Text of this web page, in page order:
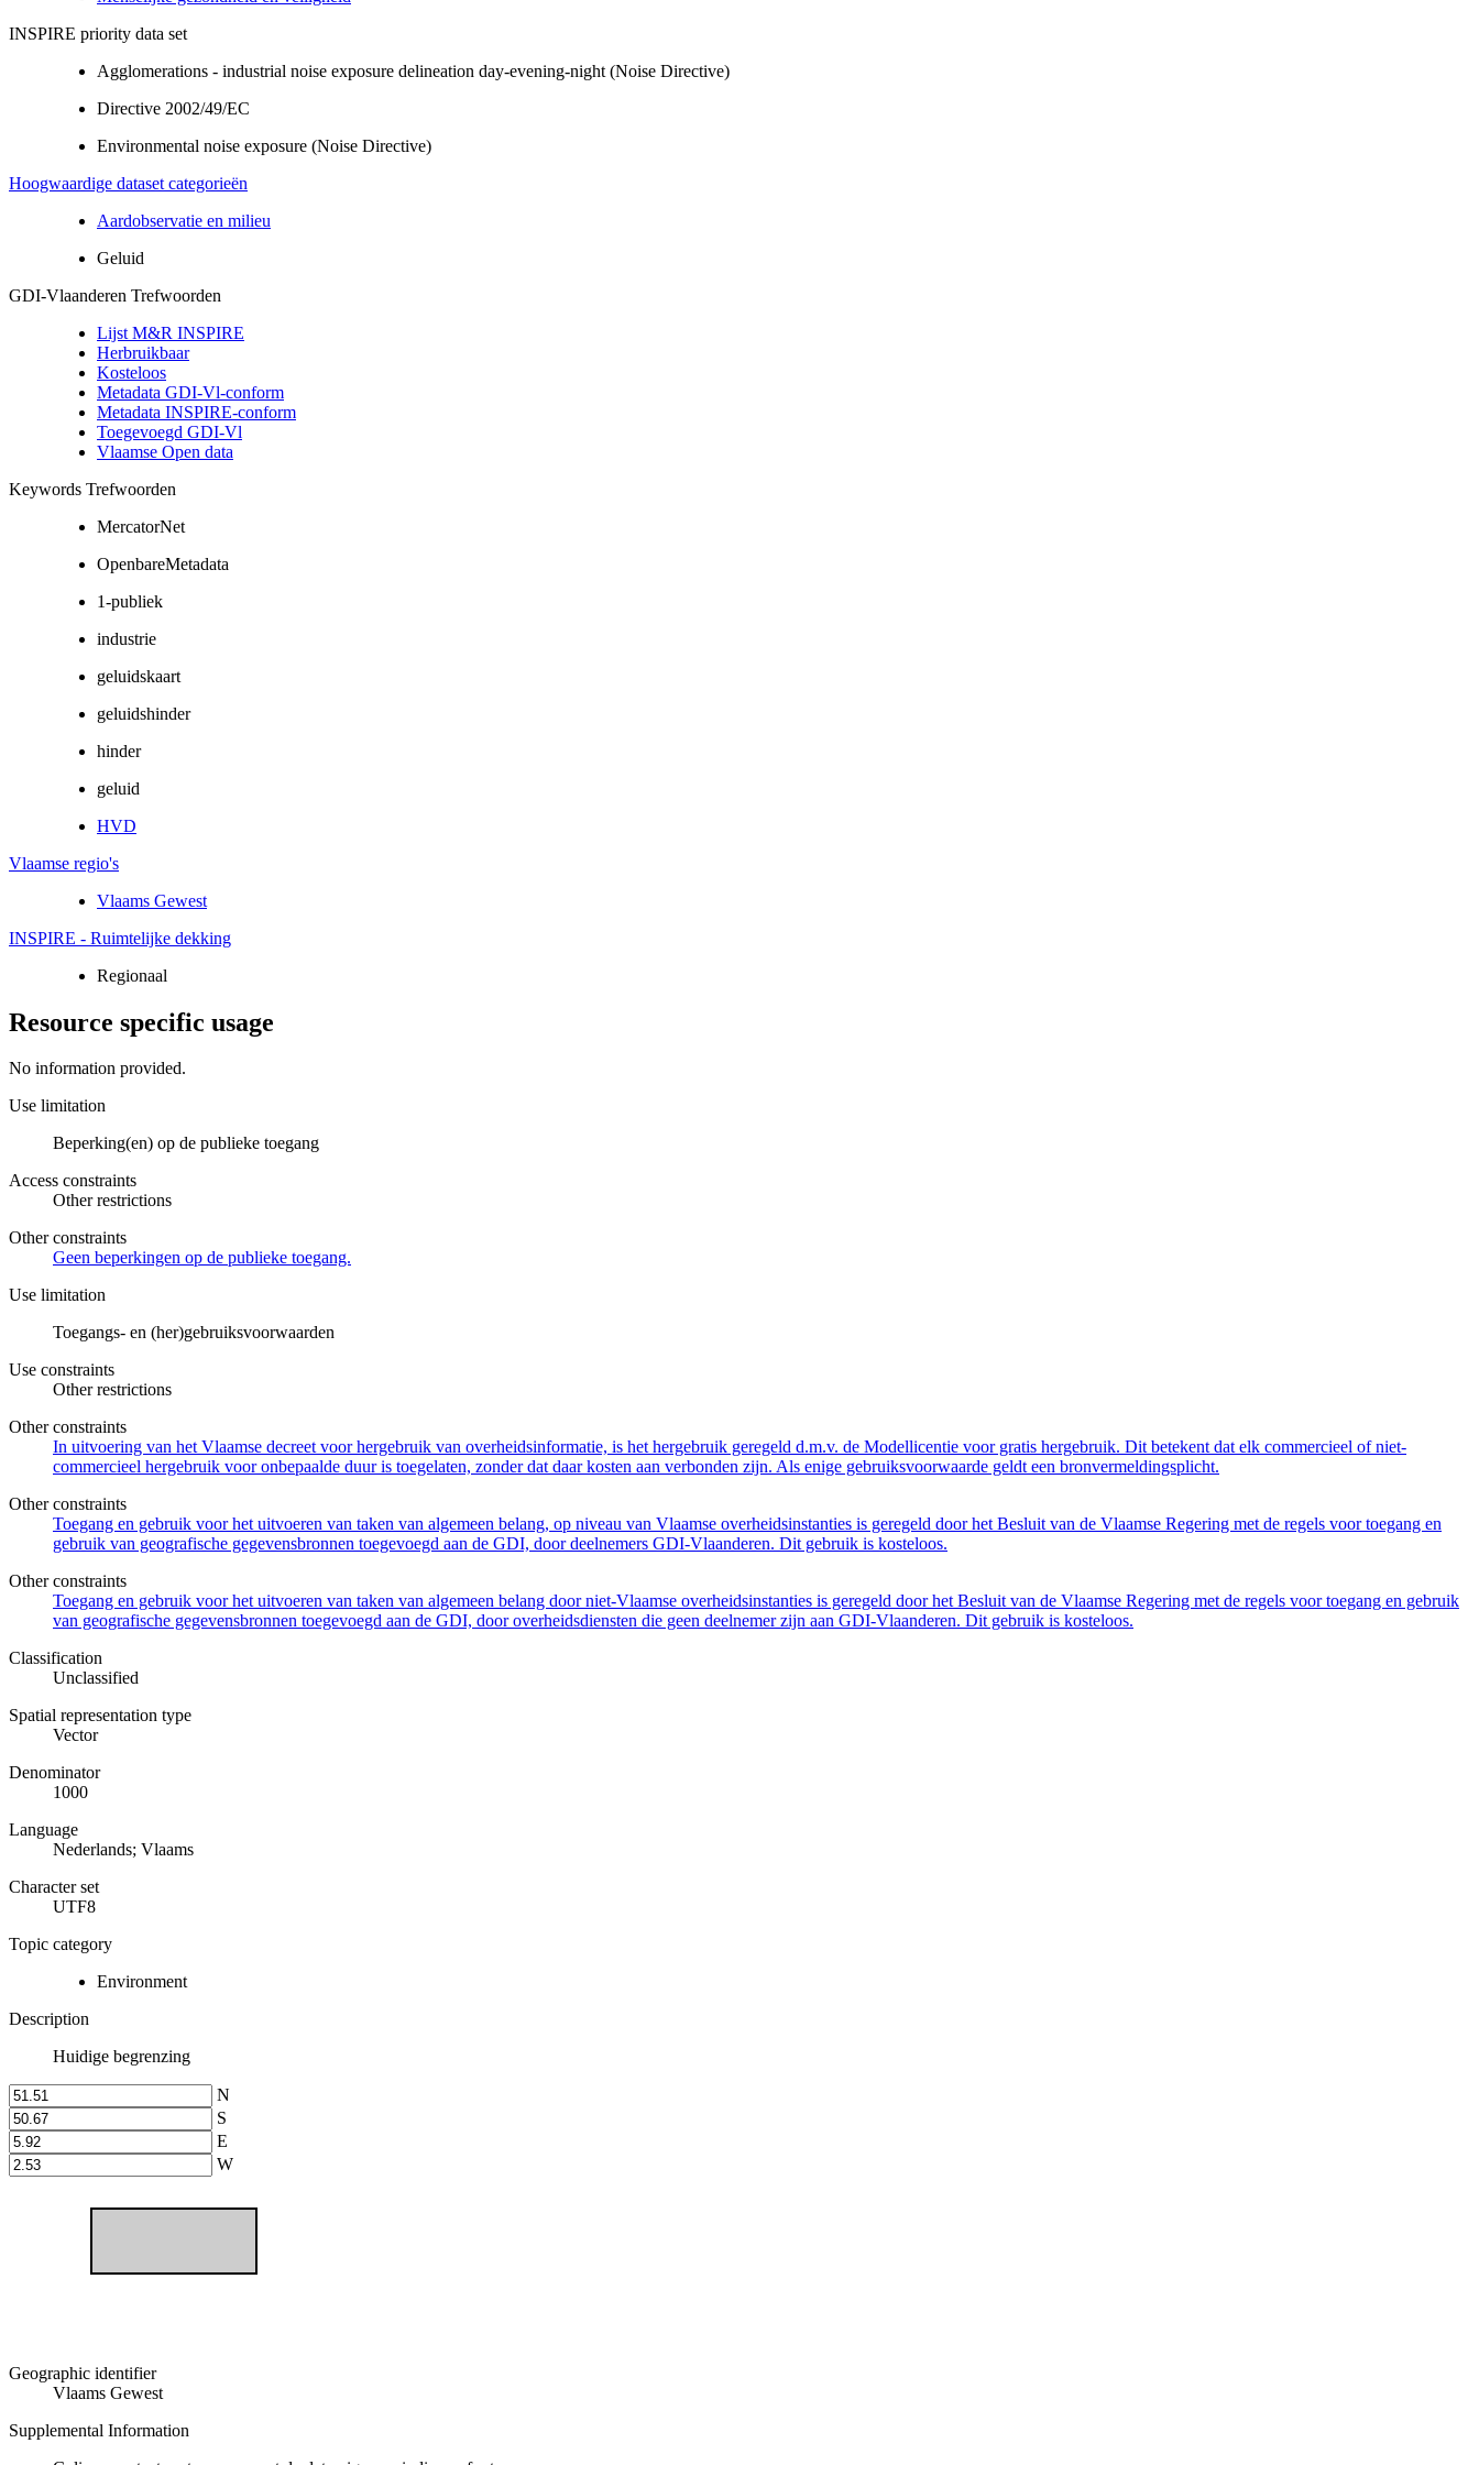
INSPIRE priority data set
Agglomerations - industrial noise exposure delineation day-evening-night (Noise Directive)
Directive 2002/49/EC
Environmental noise exposure (Noise Directive)
Hoogwaardige dataset categorieën
Aardobservatie en milieu
Geluid
GDI-Vlaanderen Trefwoorden
Lijst M&R INSPIRE
Herbruikbaar
Kosteloos
Metadata GDI-Vl-conform
Metadata INSPIRE-conform
Toegevoegd GDI-Vl
Vlaamse Open data
Keywords Trefwoorden
MercatorNet
OpenbareMetadata
1-publiek
industrie
geluidskaart
geluidshinder
hinder
geluid
HVD
Vlaamse regio's
Vlaams Gewest
INSPIRE - Ruimtelijke dekking
Regionaal
Resource specific usage
No information provided.
Use limitation
Beperking(en) op de publieke toegang
Access constraints
Other restrictions
Other constraints
Geen beperkingen op de publieke toegang.
Use limitation
Toegangs- en (her)gebruiksvoorwaarden
Use constraints
Other restrictions
Other constraints
In uitvoering van het Vlaamse decreet voor hergebruik van overheidsinformatie, is het hergebruik geregeld d.m.v. de Modellicentie voor gratis hergebruik. Dit betekent dat elk commercieel of niet-
commercieel hergebruik voor onbepaalde duur is toegelaten, zonder dat daar kosten aan verbonden zijn. Als enige gebruiksvoorwaarde geldt een bronvermeldingsplicht.
Other constraints
Toegang en gebruik voor het uitvoeren van taken van algemeen belang, op niveau van Vlaamse overheidsinstanties is geregeld door het Besluit van de Vlaamse Regering met de regels voor toegang en
gebruik van geografische gegevensbronnen toegevoegd aan de GDI, door deelnemers GDI-Vlaanderen. Dit gebruik is kosteloos.
Other constraints
Toegang en gebruik voor het uitvoeren van taken van algemeen belang door niet-Vlaamse overheidsinstanties is geregeld door het Besluit van de Vlaamse Regering met de regels voor toegang en gebruik
van geografische gegevensbronnen toegevoegd aan de GDI, door overheidsdiensten die geen deelnemer zijn aan GDI-Vlaanderen. Dit gebruik is kosteloos.
Classification
Unclassified
Spatial representation type
Vector
Denominator
1000
Language
Nederlands; Vlaams
Character set
UTF8
Topic category
Environment
Description
Huidige begrenzing
N
S
E
W
Geographic identifier
Vlaams Gewest
Supplemental Information